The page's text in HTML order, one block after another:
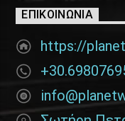
ΕΠΙΚΟΙΝΩΝΊΑ
https://